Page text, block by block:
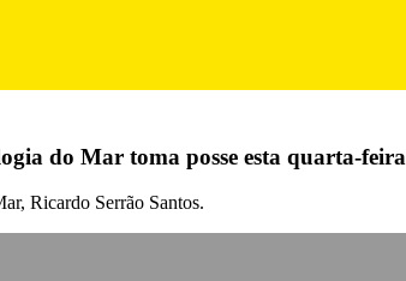
do Mar toma posse esta quarta-feira
Ricardo Serrão Santos.